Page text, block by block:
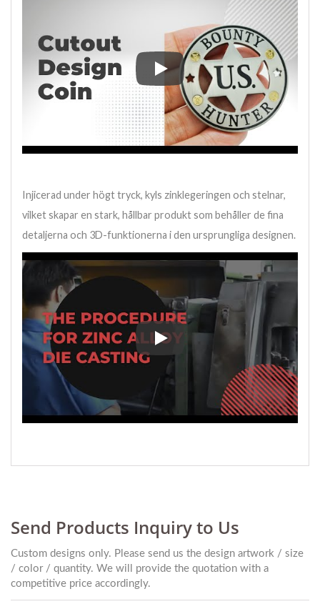
Oavsett om du skapar ett
Injicerad under högt tryck, kyls zinklegeringen och stelnar,
vilket skapar en stark, hållbar produkt som behåller de fina
detaljerna och 3D-funktionerna i den ursprungliga designen.
Injicerad under högt tryck, kyls